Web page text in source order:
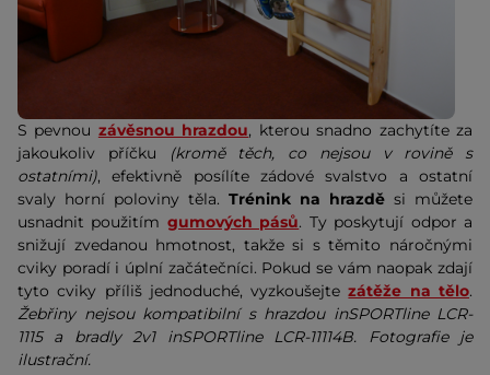
S pevnou závěsnou hrazdou, kterou snadno zachytíte za
jakoukoliv příčku
(kromě těch, co nejsou v rovině s
ostatními), efektivně posílíte zádové svalstvo a ostatní
svaly horní poloviny těla. Trénink na hrazdě si můžete
usnadnit použitím gumových pásů. Ty poskytují odpor a
snižují zvedanou hmotnost, takže si s těmito náročnými
cviky poradí i úplní začátečníci. Pokud se vám naopak zdají
tyto cviky příliš jednoduché, vyzkoušejtezátěže na tělo.
Žebřiny nejsou kompatibilní s hrazdou inSPORTline LCR-
1115 a bradly 2v1 inSPORTline LCR-11114B. Fotografie je
ilustrační.